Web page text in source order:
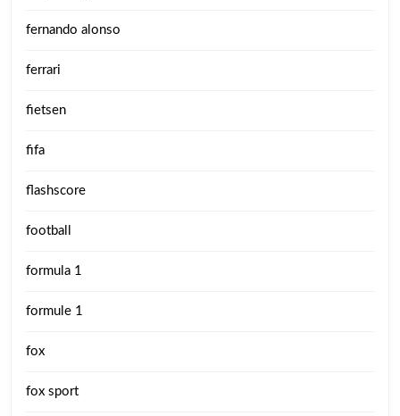
fernando alonso
ferrari
fietsen
fifa
flashscore
football
formula 1
formule 1
fox
fox sport